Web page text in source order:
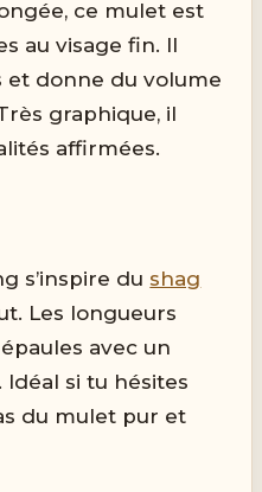
ce mulet est
au visage fin. Il
et donne du volume
graphique, il
affirmées.
s’inspire du shag
Les longueurs
avec un
si tu hésites
du mulet pur et